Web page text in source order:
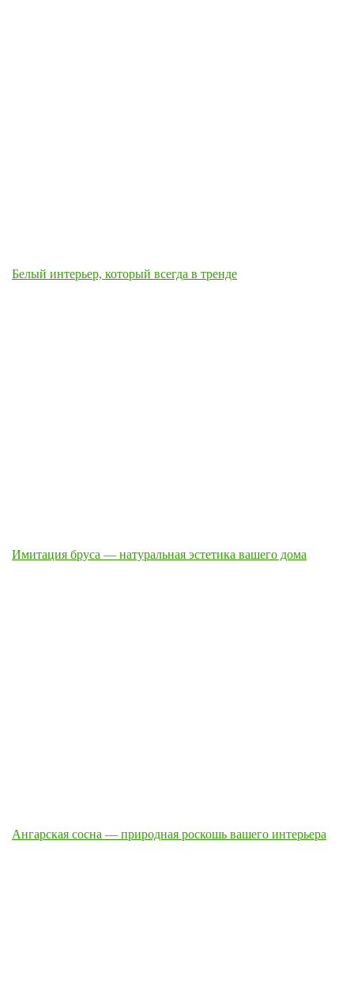
Белый интерьер, который всегда в тренде
Имитация бруса — натуральная эстетика вашего дома
Ангарская сосна — природная роскошь вашего интерьера